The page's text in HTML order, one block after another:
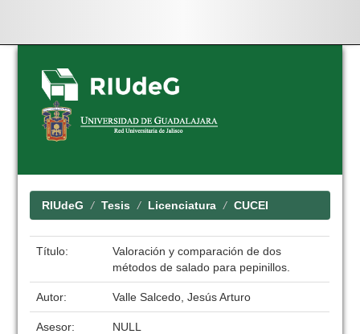
Skip
navigation
RIUdeG Tesis Licenciatura CUCEI
Título:
Valoración y comparación de dos
métodos de salado para pepinillos.
Autor: Valle Salcedo, Jesús Arturo
Asesor: NULL